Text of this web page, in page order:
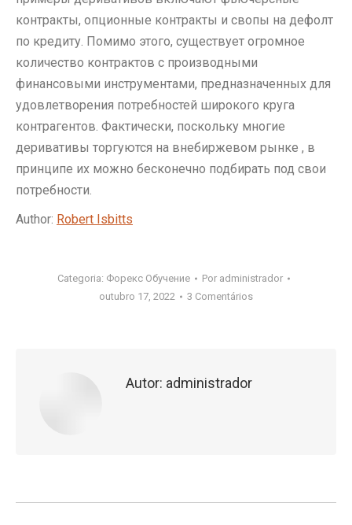
контракты, опционные контракты и свопы на дефолт
по кредиту. Помимо этого, существует огромное
количество контрактов с производными
финансовыми инструментами, предназначенных для
удовлетворения потребностей широкого круга
контрагентов. Фактически, поскольку многие
деривативы торгуются на внебиржевом рынке , в
принципе их можно бесконечно подбирать под свои
потребности.
Author: Robert Isbitts
Categoria: Форекс Обучение Por administrador
outubro 17, 2022
3 Comentários
Autor: administrador